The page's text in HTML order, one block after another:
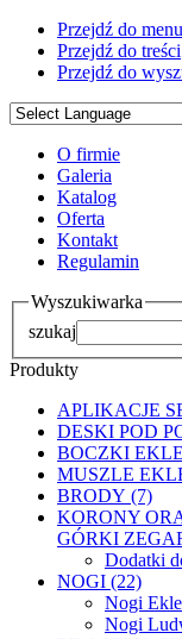
Przejdź do
Przejdź do treści
Przejdź do
O firmie
Galeria
Katalog
Oferta
Kontakt
Regulamin
Wyszukiwarka
szukaj
Produkty
APLIKACJE
DESKI POD
BOCZKI
MUSZLE
BRODY (7)
KORONY
GÓRKI
Dodatki
NOGI (22)
Nogi
Nogi